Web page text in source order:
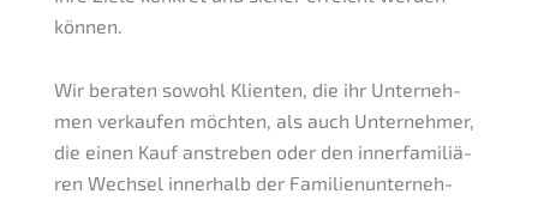
können.
Wir beraten sowohl Klien­ten, die ihr Unter­neh­
men verkau­fen möchten, als auch Unter­neh­mer,
die einen Kauf anstre­ben oder den inner­fa­mi­liä­
ren Wechsel inner­halb der Famili­en­un­ter­neh­